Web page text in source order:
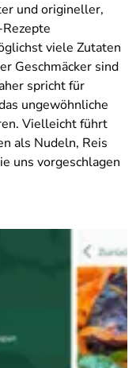
und origineller,
viele Zutaten
Geschmäcker sind
spricht für
ungewöhnliche
Vielleicht führt
als Nudeln, Reis
uns vorgeschlagen